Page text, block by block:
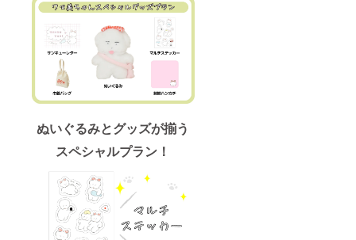
ぬいぐるみとグッズが揃う
スペシャルプラン！